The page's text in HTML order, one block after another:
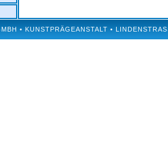
• KUNSTPRÄGEANSTALT •